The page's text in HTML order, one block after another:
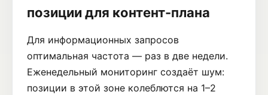
позиции для контент-плана
Для информационных запросов
оптимальная частота — раз в две недели.
Еженедельный мониторинг создаёт шум:
позиции в этой зоне колеблются на 1–2